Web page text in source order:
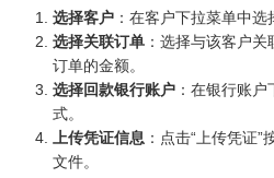
选择客户 ：在客户下拉菜单中选
选择关联订单 ：选择与该客户
订单的金额。
选择回款银行账户 ：在银行账
式。
上传凭证信息 ：点击“上传凭证
文件。